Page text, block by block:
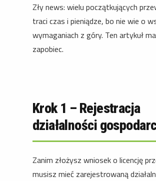
Zły news: wielu początkujących
traci czas i pieniądze, bo nie wie o
wymaganiach z góry. Ten artykuł
zapobiec.
Krok 1 – Rejestracja
działalności
Zanim złożysz wniosek o licencję
musisz mieć zarejestrowaną